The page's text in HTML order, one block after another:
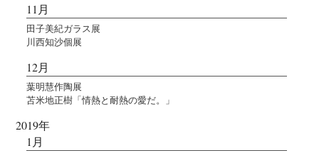
11月
田子美紀ガラス展
川西知沙個展
12月
葉明慧作陶展
苫米地正樹「情熱と耐熱の愛だ。」
2019年
1月